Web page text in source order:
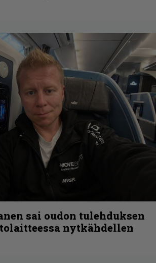
sai oudon tulehduksen
nytkähdellen